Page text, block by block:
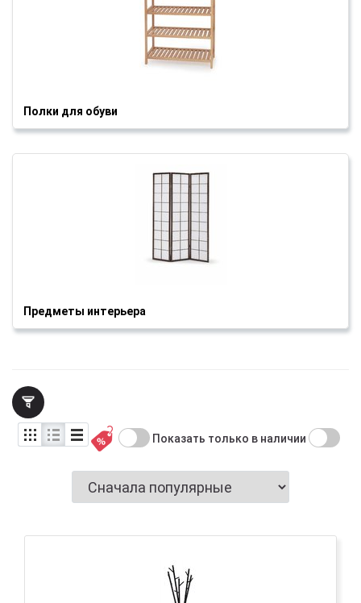
Полки для обуви
Предметы интерьера
Показать только в наличии